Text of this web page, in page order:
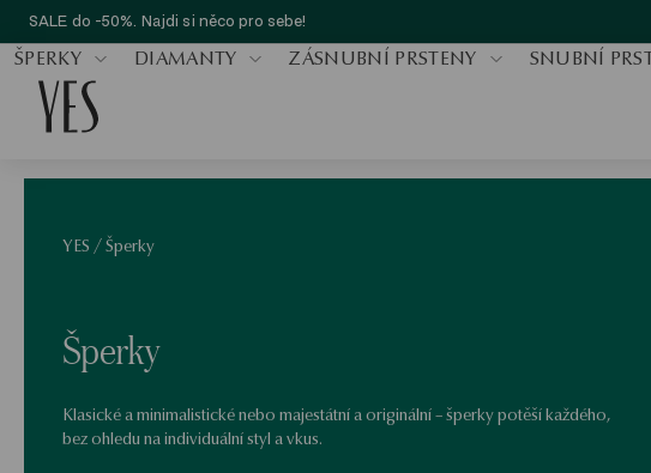
SALE do -50%. Najdi si něco pro sebe!
ŠPERKY DIAMANTY ZÁSNUBNÍ PRSTENY SNUBNÍ
YES /Šperky
Šperky
Klasické a minimalistické nebo majestátní a originální – šperky potěší každého,
bez ohledu na individuální styl a vkus.